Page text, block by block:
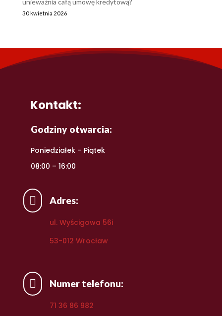
unieważnia całą umowę kredytową?
30 kwietnia 2026
Kontakt:
Godziny otwarcia:
Poniedziałek – Piątek
08:00 – 16:00
 Adres:
ul. Wyścigowa 56i
53-012 Wrocław
 Numer telefonu:
71 36 86 982